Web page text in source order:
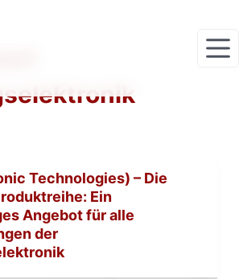
Technologies) – Die
Ein
Angebot für alle
der